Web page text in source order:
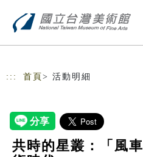
::: 首頁 > 活動明細
共時的星叢：「風